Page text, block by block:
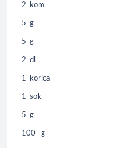
2 kom
5 g
5 g
2 dl
1 korica
1 sok
5 g
100 g